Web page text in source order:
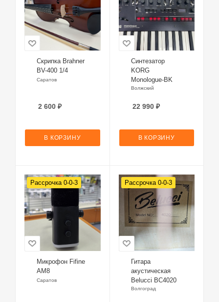
Скрипка Brahner
BV-400 1/4
Саратов
2 600 ₽
В КОРЗИНУ
Синтезатор
KORG
Monologue‑BK
Волжский
22 990₽
В КОРЗИНУ
Рассрочка 0-0-3
Микрофон Fifine
AM8
Саратов
Рассрочка 0-0-3
Гитара
акустическая
Belucci BC4020
Волгоград